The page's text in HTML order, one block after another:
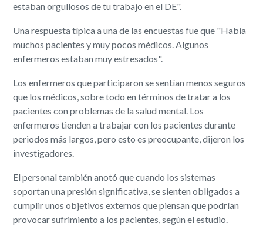
estaban orgullosos de tu trabajo en el DE".
Una respuesta típica a una de las encuestas fue que "Había
muchos pacientes y muy pocos médicos. Algunos
enfermeros estaban muy estresados".
Los enfermeros que participaron se sentían menos seguros
que los médicos, sobre todo en términos de tratar a los
pacientes con problemas de la salud mental. Los
enfermeros tienden a trabajar con los pacientes durante
periodos más largos, pero esto es preocupante, dijeron los
investigadores.
El personal también anotó que cuando los sistemas
soportan una presión significativa, se sienten obligados a
cumplir unos objetivos externos que piensan que podrían
provocar sufrimiento a los pacientes, según el estudio.